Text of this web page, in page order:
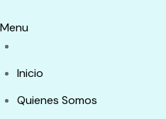
Menu
Inicio
Quienes Somos